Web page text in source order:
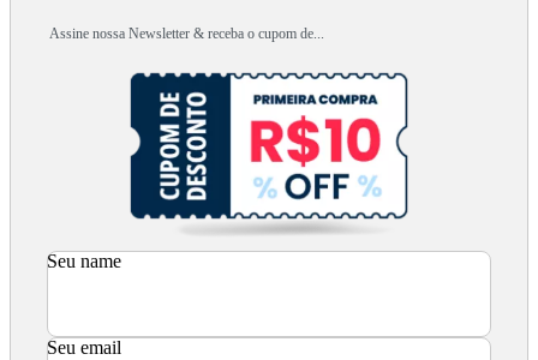
Assine nossa Newsletter & receba o cupom de...
Seu name
Seu email